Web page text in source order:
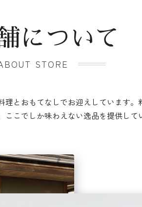
について
STORE
理とおもてなしでお迎えしています。
ここでしか味わえない逸品を提供して